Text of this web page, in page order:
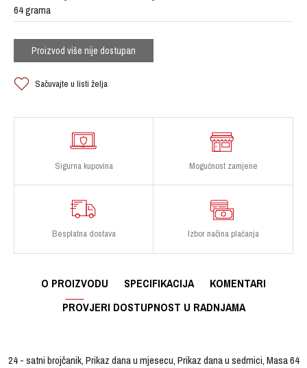
64 grama
Proizvod više nije dostupan
Sačuvajte u listi želja
Sigurna kupovina Mogućnost zamjene
Besplatna dostava Izbor načina plaćanja
O PROIZVODU SPECIFIKACIJA
KOMENTARI
PROVJERI DOSTUPNOST U RADNJAMA
24 - satni brojčanik, Prikaz dana u mjesecu, Prikaz dana u sedmici, Masa 64